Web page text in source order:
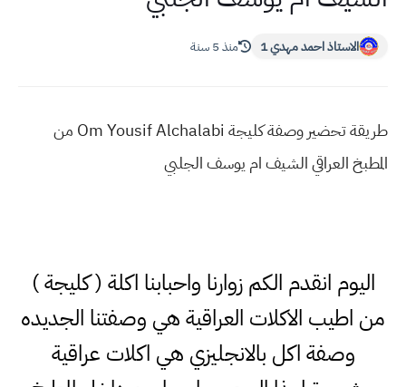
الاستاذ احمد مهدي 1 منذ 5 سنة
طريقة تحضير وصفة كليجة Om Yousif Alchalabi من
المطبخ العراقي الشيف ام يوسف الجلبي
اليوم انقدم الكم زوارنا واحبابنا اكلة ( كليجة )
من اطيب الاكلات العراقية هي وصفتنا الجديده
وصفة اكل بالانجليزي هي اكلات عراقية